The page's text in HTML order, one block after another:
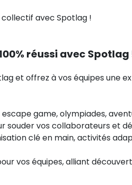
avec Spotlag !
réussi avec Spotlag
et offrez à vos équipes une
game, olympiades,
souder vos collaborateurs et
clé en main, activités
vos équipes, alliant